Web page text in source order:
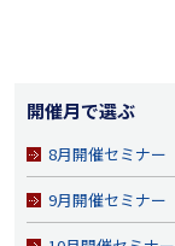
開催月で選ぶ
8月開催セミナー
9月開催セミナー